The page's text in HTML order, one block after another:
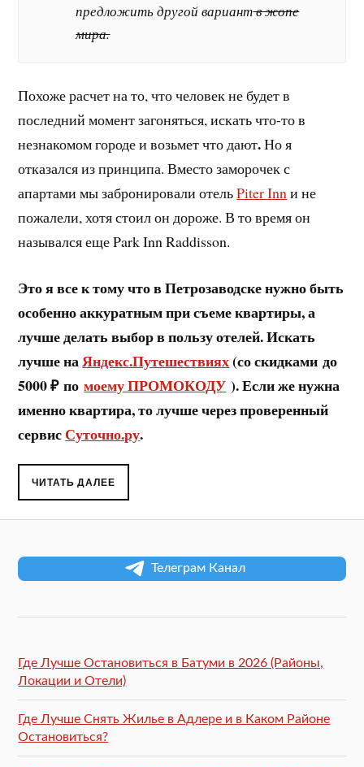
предложить другой вариантв жопе
мира.
Похоже расчет на то, что человек не будет в
последний момент загоняться, искать что-то в
незнакомом городе и возьмет что дают.Но я
отказался из принципа. Вместо заморочек с
апартами мы забронировали отельPiter Innи не
пожалели, хотя стоил он дороже. В то время он
назывался еще Park Inn Raddisson.
Это я все к тому что в Петрозаводске нужно быть
особенно аккуратным при съеме квартиры, а
лучше делать выбор в пользу отелей. Искать
лучше наЯндекс.Путешествиях(со скидками до
5000 ₽ помоему ПРОМОКОДУ ). Если же нужна
именно квартира, то лучше через проверенный
сервисСуточно.ру.
ЧИТАТЬ ДАЛЕЕ
Телеграм Канал
Где Лучше Остановиться в Батуми в 2026 (Районы,
Локации и Отели)
Где Лучше Снять Жилье в Адлере и в Каком Районе
Остановиться?